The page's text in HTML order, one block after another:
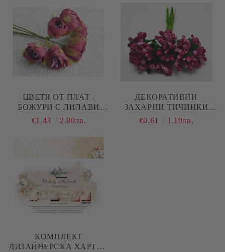
ЦВЕТЯ ОТ ПЛАТ -
БОЖУРИ С ЛИЛАВИ
ТИЧИНКИ - ВИШНА - 6
€1.43 2.80лв.
ДЕКОРАТИВНИ
ЗАХАРНИ ТИЧИНКИ
ВИШНА
€0.61 1.19лв.
КОМПЛЕКТ
ДИЗАЙНЕРСКА ХАРТИЯ